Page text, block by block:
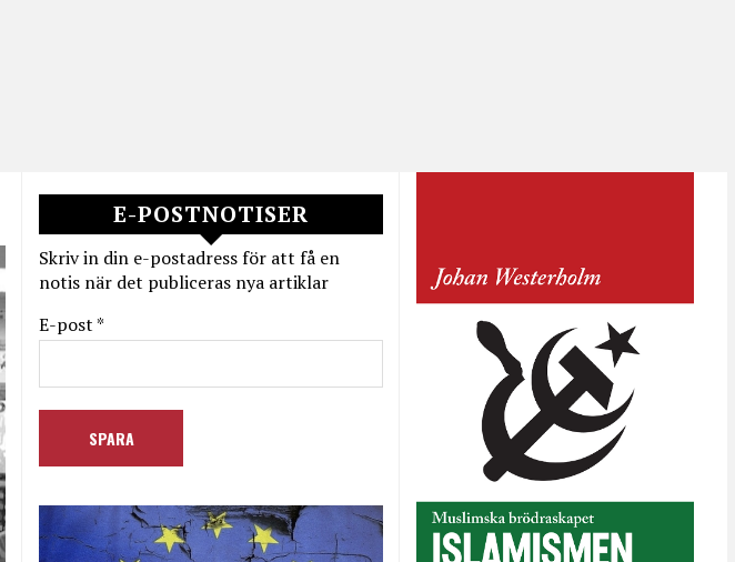
E-POSTNOTISER
Skriv in din e-postadress för att få en
notis när det publiceras nya artiklar
E-post *